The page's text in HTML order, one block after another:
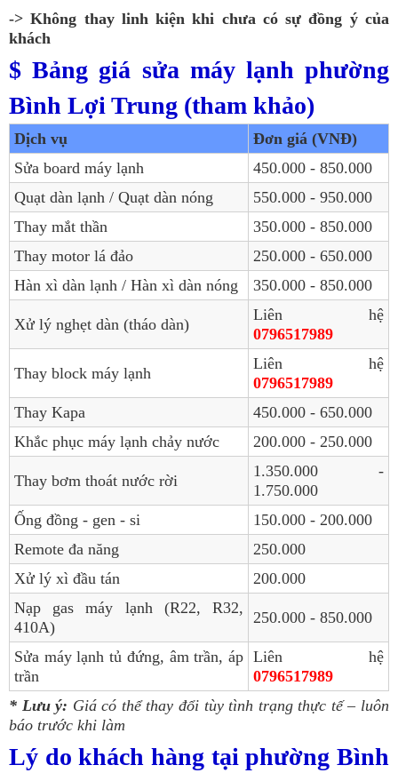
-> Không thay linh kiện khi chưa có sự đồng ý của
khách
$ Bảng giá sửa máy lạnh phường
Bình Lợi Trung (tham khảo)
Dịch vụ
Đơn giá (VNĐ)
Sửa board máy lạnh
450.000 - 850.000
Quạt dàn lạnh / Quạt dàn nóng
550.000 - 950.000
Thay mắt thần
350.000 - 850.000
Thay motor lá đảo
250.000 - 650.000
Hàn xì dàn lạnh / Hàn xì dàn nóng
350.000 - 850.000
Xử lý nghẹt dàn (tháo dàn)
Liên hệ
0796517989
Thay block máy lạnh
Liên hệ
0796517989
Thay Kapa
450.000 - 650.000
Khắc phục máy lạnh chảy nước
200.000 - 250.000
Thay bơm thoát nước rời
1.350.000 -
1.750.000
Ống đồng - gen - si
150.000 - 200.000
Remote đa năng
250.000
Xử lý xì đầu tán
200.000
Nạp gas máy lạnh (R22, R32,
410A)
250.000 - 850.000
Sửa máy lạnh tủ đứng, âm trần, áp
trần
Liên hệ
0796517989
* Lưu ý: Giá có thể thay đổi tùy tình trạng thực tế – luôn
báo trước khi làm
Lý do khách hàng tại phường Bình